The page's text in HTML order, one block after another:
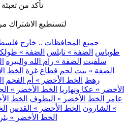
تأكد من
لتستطيع الاشتراك
.. جميع المحافظات .. خارج
طوباس الضفة » نابلس الضفة »
سلفيت الضفة » رام الله والبيره
الضفة » بيت لحم قطاع غزة الخط
رهط الخط الأخضر » أم الفحم
الأخضر » عكا ونهاريا الخط الأخضر »
عامر
الخط الأخضر » البطوف الخط
» الشارون الخط الأخضر » القدس
الخط الأخضر »